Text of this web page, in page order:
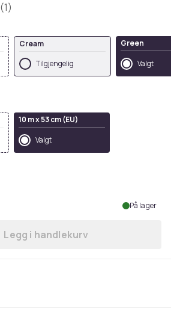
(1)
Cream
Tilgjengelig
Green
Valgt
10 m x 53 cm (EU)
Valgt
På lager
Legg Belgravia Oliana
Legg i handlekurv